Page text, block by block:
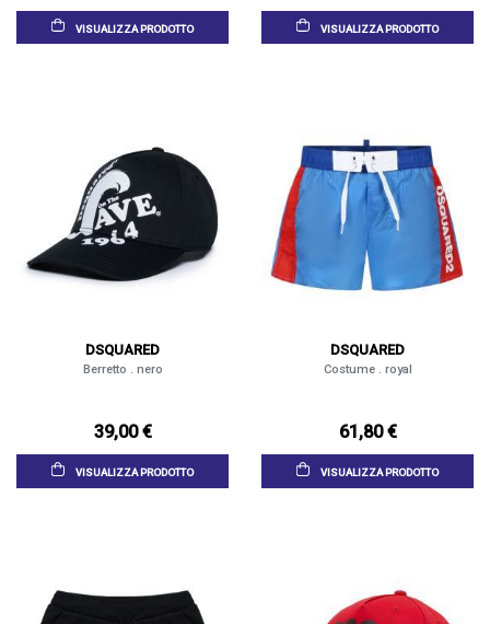
VISUALIZZA PRODOTTO VISUALIZZA PRODOTTO
DSQUARED
Berretto . nero
39,00 €
VISUALIZZA PRODOTTO
DSQUARED
Costume . royal
61,80 €
VISUALIZZA PRODOTTO